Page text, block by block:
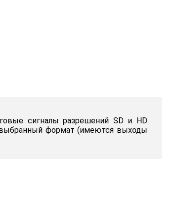
сигналы разрешений SD и HD
выбранный формат (имеются выходы